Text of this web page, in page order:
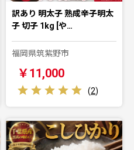
訳あり 明太子 熟成辛子明太
子 切子 1kg [や…
福岡県筑紫野市
￥11,000
(2)